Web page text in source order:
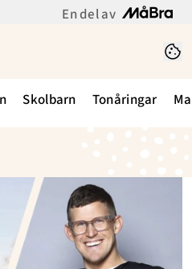
En del av
Skolbarn Tonåringar